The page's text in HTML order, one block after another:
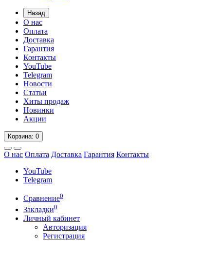
Назад
О нас
Оплата
Доставка
Гарантия
Контакты
YouTube
Telegram
Новости
Статьи
Хиты продаж
Новинки
Акции
Корзина: 0
О нас Оплата Доставка Гарантия Контакты
YouTube
Telegram
Сравнение0
Закладки0
Личный кабинет
Авторизация
Регистрация